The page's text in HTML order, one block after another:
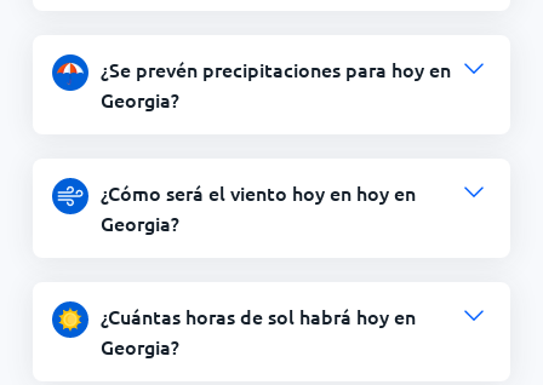
¿Se prevén precipitaciones para hoy en
Georgia?
¿Cómo será el viento hoy en hoy en
Georgia?
¿Cuántas horas de sol habrá hoy en
Georgia?